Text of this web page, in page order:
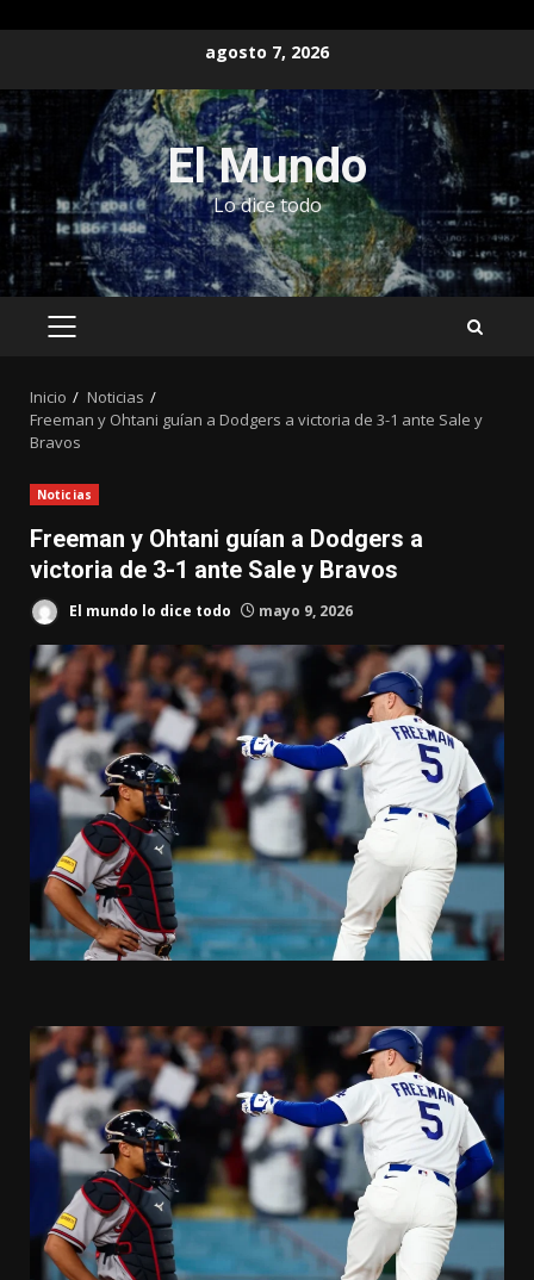
contenido
agosto 7, 2026
El Mundo
Lo dice todo
MENÚ
Inicio
Noticias
Freeman y Ohtani guían a Dodgers a victoria de 3-1 ante Sale y
Bravos
Noticias
Freeman y Ohtani guían a Dodgers a
victoria de 3-1 ante Sale y Bravos
El mundo lo dice todo mayo 9, 2026